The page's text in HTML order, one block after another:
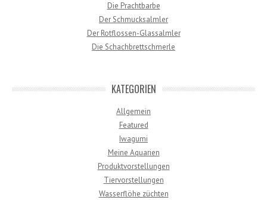
Die Prachtbarbe
Der Schmucksalmler
Der Rotflossen-Glassalmler
Die Schachbrettschmerle
KATEGORIEN
Allgemein
Featured
Iwagumi
Meine Aquarien
Produktvorstellungen
Tiervorstellungen
Wasserflöhe züchten